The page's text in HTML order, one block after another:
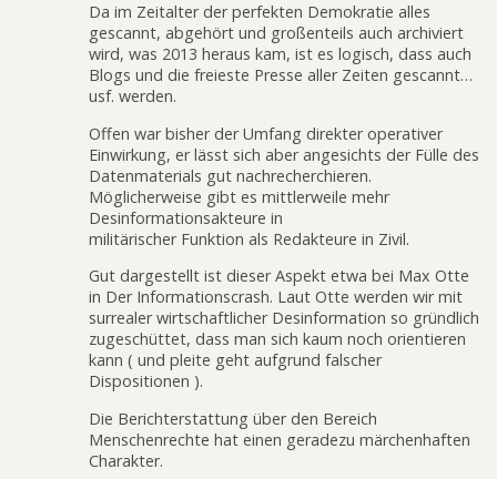
Da im Zeitalter der perfekten Demokratie alles
gescannt, abgehört und großenteils auch archiviert
wird, was 2013 heraus kam, ist es logisch, dass auch
Blogs und die freieste Presse aller Zeiten gescannt…
usf. werden.
Offen war bisher der Umfang direkter operativer
Einwirkung, er lässt sich aber angesichts der Fülle des
Datenmaterials gut nachrecherchieren.
Möglicherweise gibt es mittlerweile mehr
Desinformationsakteure in
militärischer Funktion als Redakteure in Zivil.
Gut dargestellt ist dieser Aspekt etwa bei Max Otte
in Der Informationscrash. Laut Otte werden wir mit
surrealer wirtschaftlicher Desinformation so gründlich
zugeschüttet, dass man sich kaum noch orientieren
kann ( und pleite geht aufgrund falscher
Dispositionen ).
Die Berichterstattung über den Bereich
Menschenrechte hat einen geradezu märchenhaften
Charakter.